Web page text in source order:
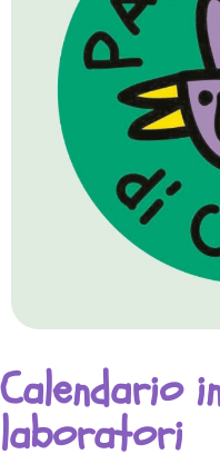
Calendario
laboratori